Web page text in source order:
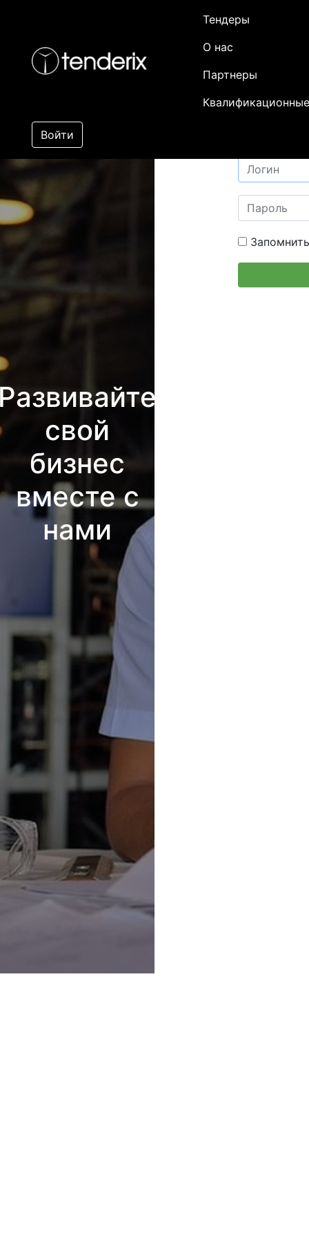
Тендеры
О нас
Партнеры
Войти
свой
бизнес
вместе с
нами